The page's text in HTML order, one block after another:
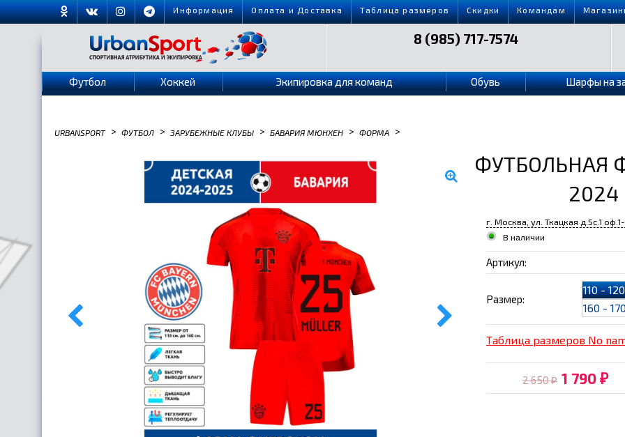
Информация Оплата и Доставка Таблица размеров Скидки Командам
8 (985) 717-7574
Футбол Хоккей Экипировка для команд Обувь Шарфы на
URBANSPORT > ФУТБОЛ > ЗАРУБЕЖНЫЕ КЛУБЫ > БАВАРИЯ МЮНХЕН > ФОРМА >
ФУТБОЛЬНАЯ
2024
г. Москва, ул. Ткацкая д.5с.1
В наличии
Артикул:
Размер:
110 - 120
160 -
Таблица размеров No
2 650₽ 1 790 ₽